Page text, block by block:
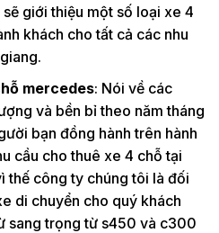
giới thiệu một số loại xe 4
khách cho tất cả các nhu
mercedes: Nói về các
và bền bỉ theo năm tháng
bạn đồng hành trên hành
cầu cho thuê xe 4 chỗ tại
thế công ty chúng tôi là đối
di chuyển cho quý khách
sang trọng từ s450 và c300